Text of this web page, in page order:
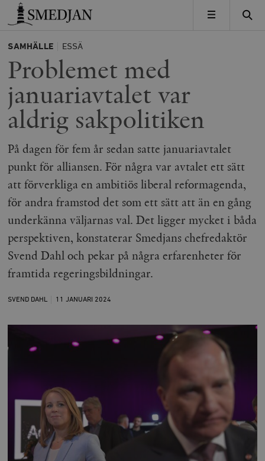
Timbro
MENY
SAMHÄLLE ESSÄ
Problemet med
januariavtalet var
aldrig sakpolitiken
På dagen för fem år sedan satte januariavtalet
punkt för alliansen. För några var avtalet ett sätt
att förverkliga en ambitiös liberal reformagenda,
för andra framstod det som ett sätt att än en gång
underkänna väljarnas val. Det ligger mycket i båda
perspektiven, konstaterar Smedjans chefredaktör
Svend Dahl och pekar på några erfarenheter för
framtida regeringsbildningar.
SVEND DAHL 11 JANUARI 2024